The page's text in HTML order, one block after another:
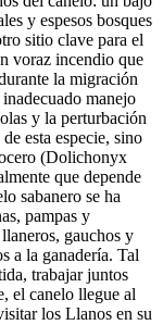
y espesos bosques
sitio clave para el
voraz incendio que
la migración
manejo
y la perturbación
esta especie, sino
(Dolichonyx
que depende
sabanero se ha
pampas y
gauchos y
a la ganadería. Tal
trabajar juntos
el canelo llegue al
los Llanos en su